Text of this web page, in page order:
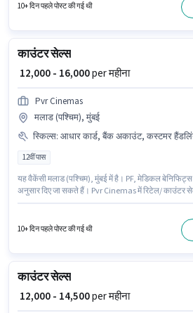
अनिवार्य है।
10+ दिन पहले पोस्ट की गई थी
काउंटर सेल्स
₹ 12,000 - 16,000per महीना
Pvr Cinemas
मलाड (पश्चिम), मुंबई
स्किल्स: आधार कार्ड, बैंक अकाउंट, कस्टमर
12वीं पास
यह वैकेंसी मलाड (पश्चिम), मुंबई में है। PF, मेडिकल
अनुसार दिए जा सकते हैं। Pvr Cinemas में रिटेल/ काउंटर
लिए उम्मीदवार के पास कस्टमर हैंडलिंग होना अनिवार्य है।
10+ दिन पहले पोस्ट की गई थी
काउंटर सेल्स
₹ 12,000 - 14,500per महीना